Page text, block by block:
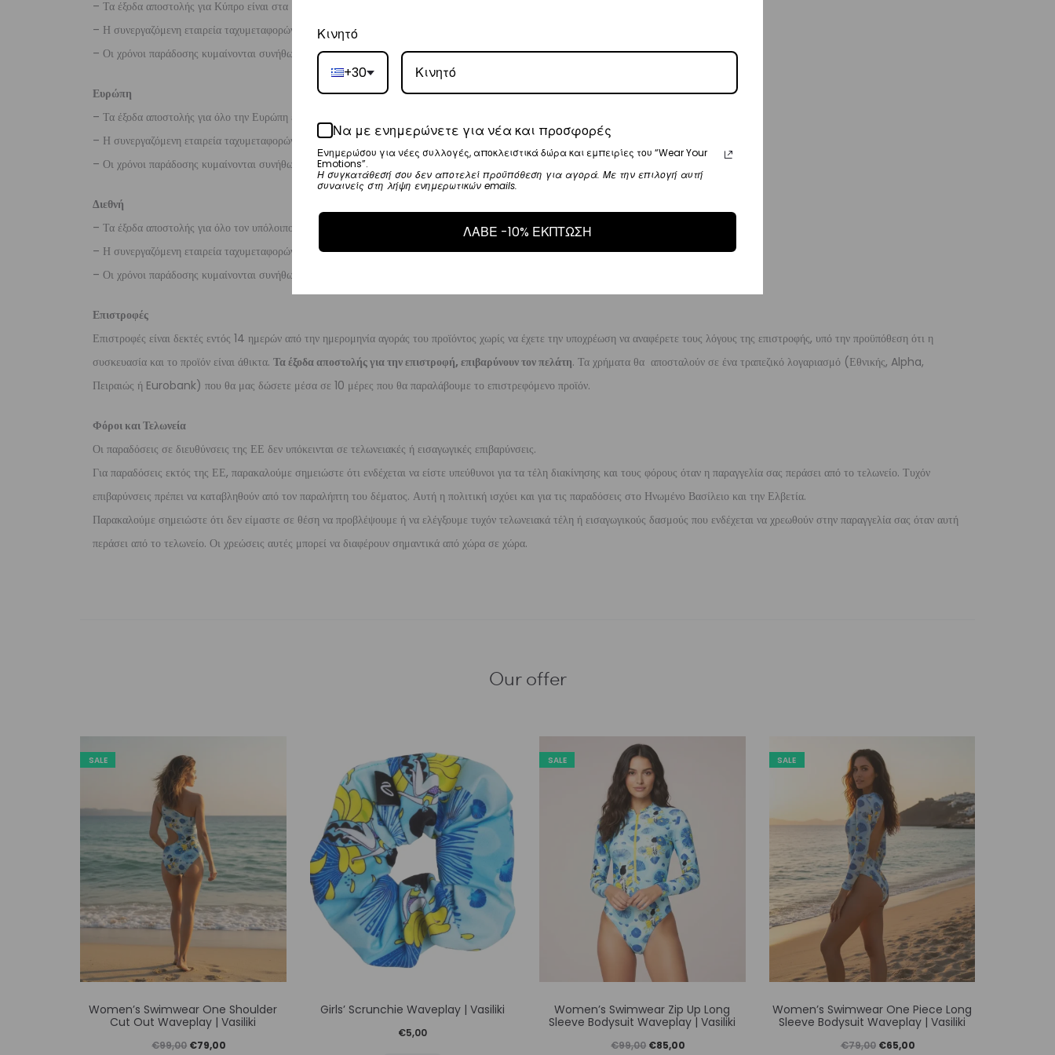
– Τα έξοδα αποστολής για Κύπρο είναι στα
– Η συνεργαζόμενη εταιρεία ταχυμεταφορών,
Aramex, θα αναλάβει την παράδοσή σας.
– Οι χρόνοι παράδοσης κυμαίνονται συνήθως από 2-7 εργάσιμες ημέρες.
Ευρώπη
– Τα έξοδα αποστολής για όλο την Ευρώπη είναι στα
– Η συνεργαζόμενη εταιρεία ταχυμεταφορών,
DHL, θα αναλάβει την παράδοσή σας.
– Οι χρόνοι παράδοσης κυμαίνονται συνήθως από 3-8 εργάσιμες ημέρες.
Διεθνή
– Τα έξοδα αποστολής για όλο τον υπόλοιπο κόσμο είναι στα
– Η συνεργαζόμενη εταιρεία ταχυμεταφορών,
DHL, θα αναλάβει την παράδοσή σας.
– Οι χρόνοι παράδοσης κυμαίνονται συνήθως από 3-10 εργάσιμες ημέρες.
Επιστροφές
Επιστροφές είναι δεκτές εντός 14 ημερών από την ημερομηνία αγοράς του προϊόντος χωρίς να έχετε την υποχρέωση να αναφέρετε τους λόγους της επιστροφής, υπό την προϋπόθεση ότι η
συσκευασία και το προϊόν είναι άθικτα. Τα έξοδα αποστολής για την επιστροφή, επιβαρύνουν τον πελάτη. Τα χρήματα θα αποσταλούν σε ένα τραπεζικό λογαριασμό (Εθνικής, Alpha,
Πειραιώς ή Eurobank) που θα μας δώσετε μέσα σε 10 μέρες που θα παραλάβουμε το επιστρεφόμενο προϊόν.
Φόροι και Τελωνεία
Οι παραδόσεις σε διευθύνσεις της ΕΕ δεν υπόκεινται σε τελωνειακές ή εισαγωγικές επιβαρύνσεις.
Για παραδόσεις εκτός της ΕΕ, παρακαλούμε σημειώστε ότι ενδέχεται να είστε υπεύθυνοι για τα τέλη διακίνησης και τους φόρους όταν η παραγγελία σας περάσει από το τελωνείο. Τυχόν
επιβαρύνσεις πρέπει να καταβληθούν από τον παραλήπτη του δέματος. Αυτή η πολιτική ισχύει και για τις παραδόσεις στο Ηνωμένο Βασίλειο και την Ελβετία.
Παρακαλούμε σημειώστε ότι δεν είμαστε σε θέση να προβλέψουμε ή να ελέγξουμε τυχόν τελωνειακά τέλη ή εισαγωγικούς δασμούς που ενδέχεται να χρεωθούν στην παραγγελία σας όταν αυτή
περάσει από το τελωνείο. Οι χρεώσεις αυτές μπορεί να διαφέρουν σημαντικά από χώρα σε χώρα.
Our offer
SALE
το
προϊόν
Women’s Swimwear One Shoulder
Cut Out Waveplay | Vasiliki
€99,00 Original
€79,00
το
Girls’ Scrunchie Waveplay | Vasiliki
€5,00
SALE
το
προϊόν
Women’s Swimwear Zip Up Long
Sleeve Bodysuit Waveplay | Vasiliki
€99,00 Original
€85,00
SALE
το
προϊόν
Women’s Swimwear One Piece Long
Sleeve Bodysuit Waveplay | Vasiliki
€79,00 Original
€65,00Η
Κινητό
+30
Να με ενημερώνετε για νέα και προσφορές
Ενημερώσου για νέες συλλογές, αποκλειστικά δώρα και εμπειρίες του “Wear Your
Emotions”.
Η συγκατάθεσή σου δεν αποτελεί προϋπόθεση για αγορά. Με την επιλογή αυτή
συναινείς στη λήψη ενημερωτικών emails.
ΛΑΒΕ -10% ΕΚΠΤΩΣΗ